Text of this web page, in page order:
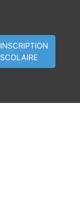
INSCRIPTION
SCOLAIRE